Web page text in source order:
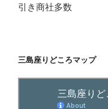
引き商社多数
三島座りどころマップ